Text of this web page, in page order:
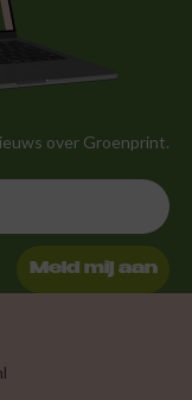
over Groenprint.
Meld mij aan